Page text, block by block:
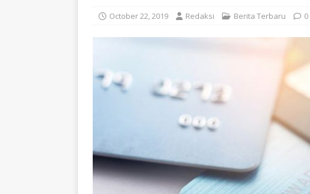
October 22, 2019 Redaksi Berita Terbaru 0